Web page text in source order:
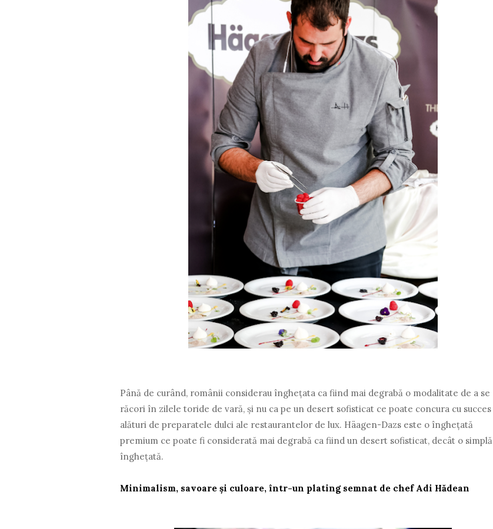
Până de curând, românii considerau înghețata ca fiind mai degrabă o modalitate de a se
răcori în zilele toride de vară, și nu ca pe un desert sofisticat ce poate concura cu succes
alături de preparatele dulci ale restaurantelor de lux. Häagen-Dazs este o înghețată
premium ce poate fi considerată mai degrabă ca fiind un desert sofisticat, decât o simplă
înghețată.
Minimalism, savoare și culoare, într-un plating semnat de chef Adi Hădean